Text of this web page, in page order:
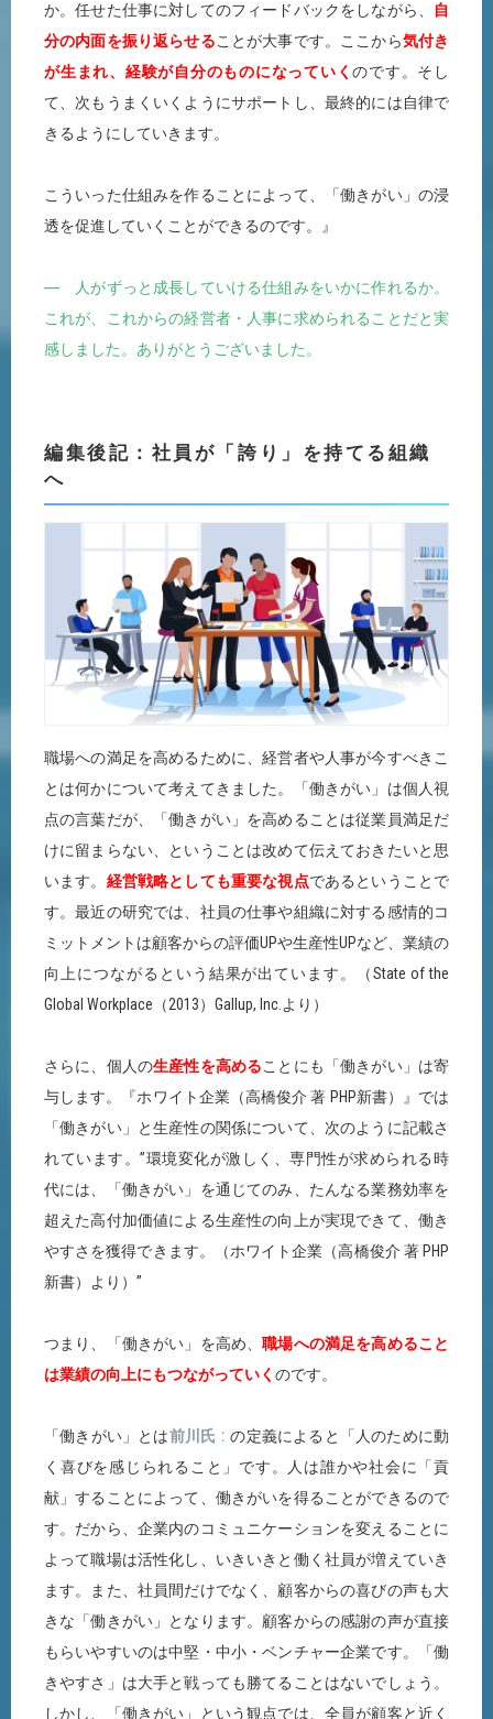
か。任せた仕事に対してのフィードバックをしながら、
自
分の内面を振り返らせることが大事です。ここから気付き
が生まれ、経験が自分のものになっていくのです。そし
て、次もうまくいくようにサポートし、最終的には自律で
きるようにしていきます。
こういった仕組みを作ることによって、「働きがい」の浸
透を促進していくことができるのです。』
― 人がずっと成長していける仕組みをいかに作れるか。
これが、これからの経営者・人事に求められることだと実
感しました。ありがとうございました。
編集後記：社員が「誇り」を持てる組織
へ
職場への満足を高めるために、経営者や人事が今すべきこ
とは何かについて考えてきました。「働きがい」は個人視
点の言葉だが、「働きがい」を高めることは従業員満足だ
けに留まらない、ということは改めて伝えておきたいと思
います。 経営戦略としても重要な視点であるということで
す。最近の研究では、社員の仕事や組織に対する感情的コ
ミットメントは顧客からの評価UPや生産性UPなど、業績の
向上につながるという結果が出ています。（State of the
Global Workplace（2013）Gallup, Inc.より）
さらに、個人の生産性を高めることにも「働きがい」は寄
与します。『ホワイト企業（高橋俊介 著 PHP新書）』では
「働きがい」と生産性の関係について、次のように記載さ
れています。”環境変化が激しく、専門性が求められる時
代には、「働きがい」を通じてのみ、たんなる業務効率を
超えた高付加価値による生産性の向上が実現できて、働き
やすさを獲得できます。（ホワイト企業（高橋俊介 著 PHP
新書）より）”
つまり、「働きがい」を高め、職場への満足を高めること
は業績の向上にもつながっていく のです。
「働きがい」とは前川氏
の定義によると「人のために動
く喜びを感じられること」です。人は誰かや社会に「貢
献」することによって、働きがいを得ることができるので
す。だから、企業内のコミュニケーションを変えることに
よって職場は活性化し、いきいきと働く社員が増えていき
ます。また、社員間だけでなく、顧客からの喜びの声も大
きな「働きがい」となります。顧客からの感謝の声が直接
もらいやすいのは中堅・中小・ベンチャー企業です。「働
きやすさ」は大手と戦っても勝てることはないでしょう。
しかし、「働きがい」という観点では、全員が顧客と近く